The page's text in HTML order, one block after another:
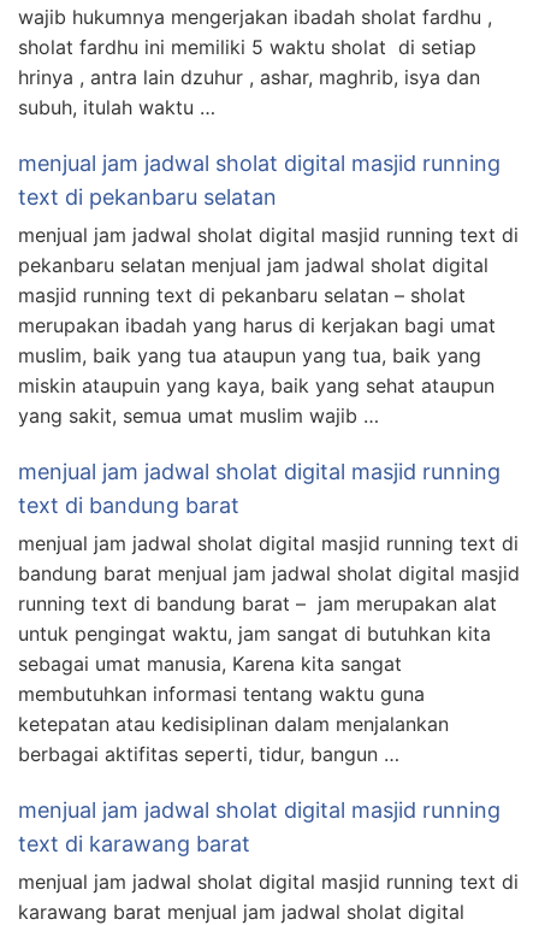
wajib hukumnya mengerjakan ibadah sholat fardhu ,
sholat fardhu ini memiliki 5 waktu sholat di setiap
hrinya , antra lain dzuhur , ashar, maghrib, isya dan
subuh, itulah waktu …
menjual jam jadwal sholat digital masjid running
text di pekanbaru selatan
menjual jam jadwal sholat digital masjid running text di
pekanbaru selatan menjual jam jadwal sholat digital
masjid running text di pekanbaru selatan – sholat
merupakan ibadah yang harus di kerjakan bagi umat
muslim, baik yang tua ataupun yang tua, baik yang
miskin ataupuin yang kaya, baik yang sehat ataupun
yang sakit, semua umat muslim wajib …
menjual jam jadwal sholat digital masjid running
text di bandung barat
menjual jam jadwal sholat digital masjid running text di
bandung barat menjual jam jadwal sholat digital masjid
running text di bandung barat – jam merupakan alat
untuk pengingat waktu, jam sangat di butuhkan kita
sebagai umat manusia, Karena kita sangat
membutuhkan informasi tentang waktu guna
ketepatan atau kedisiplinan dalam menjalankan
berbagai aktifitas seperti, tidur, bangun …
menjual jam jadwal sholat digital masjid running
text di karawang barat
menjual jam jadwal sholat digital masjid running text di
karawang barat menjual jam jadwal sholat digital